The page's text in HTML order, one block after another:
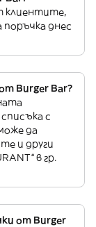
клиентите,
днес
Burger Bar?
с
да
и други
в гр.
от Burger